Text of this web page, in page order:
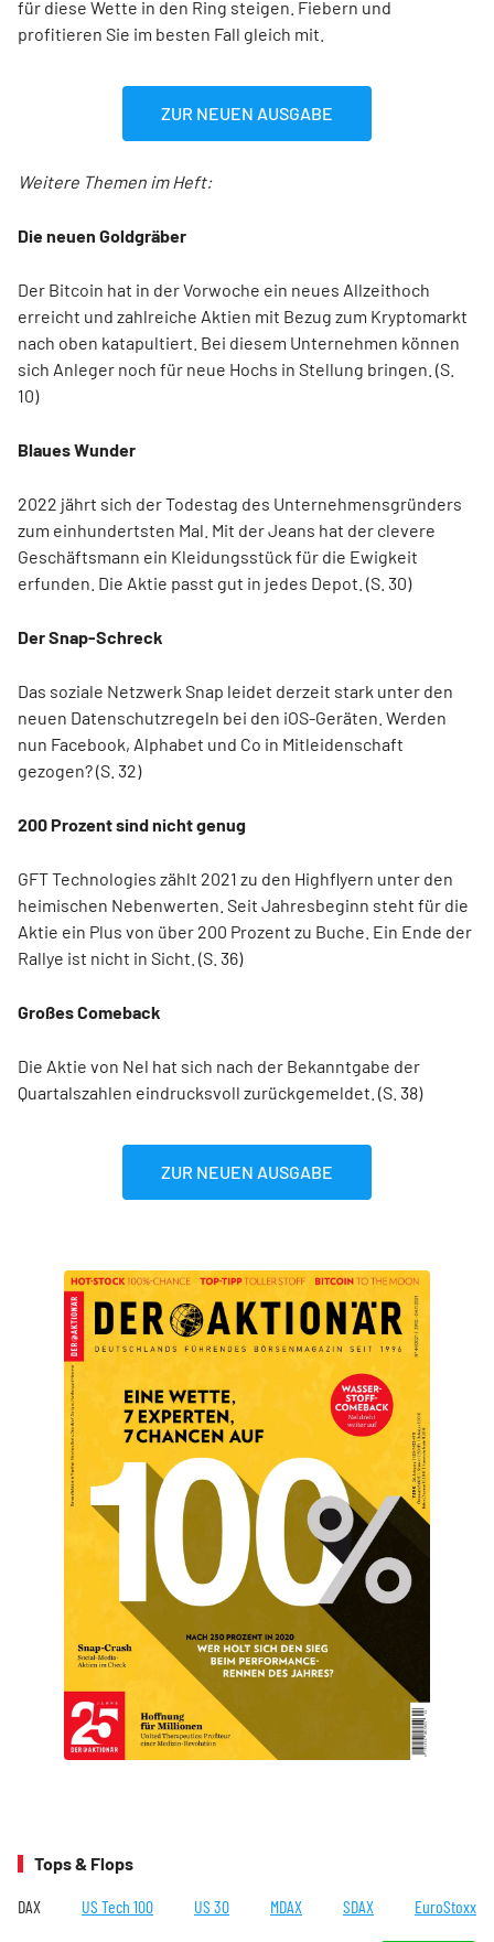
für diese Wette in den Ring steigen. Fiebern und
profitieren Sie im besten Fall gleich mit.
ZUR NEUEN AUSGABE
Weitere Themen im Heft:
Die neuen Goldgräber
Der Bitcoin hat in der Vorwoche ein neues Allzeithoch
erreicht und zahlreiche Aktien mit Bezug zum Kryptomarkt
nach oben katapultiert. Bei diesem Unternehmen können
sich Anleger noch für neue Hochs in Stellung bringen. (S.
10)
Blaues Wunder
2022 jährt sich der Todestag des Unternehmensgründers
zum einhundertsten Mal. Mit der Jeans hat der clevere
Geschäftsmann ein Kleidungsstück für die Ewigkeit
erfunden. Die Aktie passt gut in jedes Depot. (S. 30)
Der Snap-Schreck
Das soziale Netzwerk Snap leidet derzeit stark unter den
neuen Datenschutzregeln bei den iOS-Geräten. Werden
nun Facebook, Alphabet und Co in Mitleidenschaft
gezogen? (S. 32)
200 Prozent sind nicht genug
GFT Technologies zählt 2021 zu den Highflyern unter den
heimischen Nebenwerten. Seit Jahresbeginn steht für die
Aktie ein Plus von über 200 Prozent zu Buche. Ein Ende der
Rallye ist nicht in Sicht. (S. 36)
Großes Comeback
Die Aktie von Nel hat sich nach der Bekanntgabe der
Quartalszahlen eindrucksvoll zurückgemeldet. (S. 38)
ZUR NEUEN AUSGABE
Tops & Flops
DAX US Tech 100 US 30 MDAX SDAX EuroStoxx